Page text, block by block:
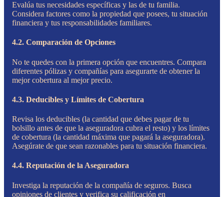
Evalúa tus necesidades específicas y las de tu familia.
Considera factores como la propiedad que posees, tu situación
financiera y tus responsabilidades familiares.
4.2. Comparación de Opciones
No te quedes con la primera opción que encuentres. Compara
diferentes pólizas y compañías para asegurarte de obtener la
mejor cobertura al mejor precio.
4.3. Deducibles y Límites de Cobertura
Revisa los deducibles (la cantidad que debes pagar de tu
bolsillo antes de que la aseguradora cubra el resto) y los límites
de cobertura (la cantidad máxima que pagará la aseguradora).
Asegúrate de que sean razonables para tu situación financiera.
4.4. Reputación de la Aseguradora
Investiga la reputación de la compañía de seguros. Busca
opiniones de clientes y verifica su calificación en